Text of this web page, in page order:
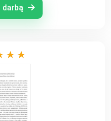
darbą